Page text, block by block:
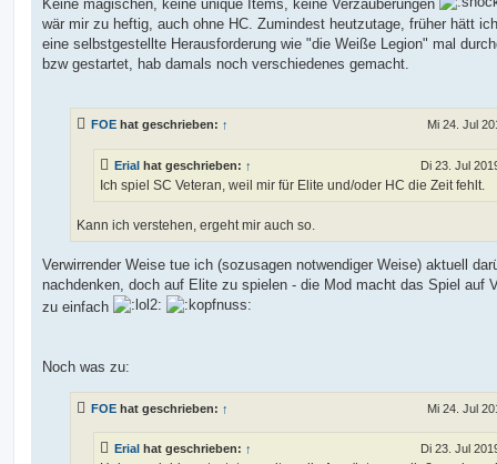
Keine magischen, keine unique Items, keine Verzauberungen
wär mir zu heftig, auch ohne HC. Zumindest heutzutage, früher hätt
eine selbstgestellte Herausforderung wie "die Weiße Legion" mal
bzw gestartet, hab damals noch verschiedenes gemacht.
FOE hat geschrieben: ↑ Mi 24. Jul
Erial hat geschrieben: ↑ Di 23. Jul
Ich spiel SC Veteran, weil mir für Elite und/oder HC die Zeit fehlt.
Kann ich verstehen, ergeht mir auch so.
Verwirrender Weise tue ich (sozusagen notwendiger Weise) aktuell
nachdenken, doch auf Elite zu spielen - die Mod macht das Spiel auf
zu einfach
Noch was zu:
FOE hat geschrieben: ↑ Mi 24. Jul
Erial hat geschrieben: ↑ Di 23. Jul